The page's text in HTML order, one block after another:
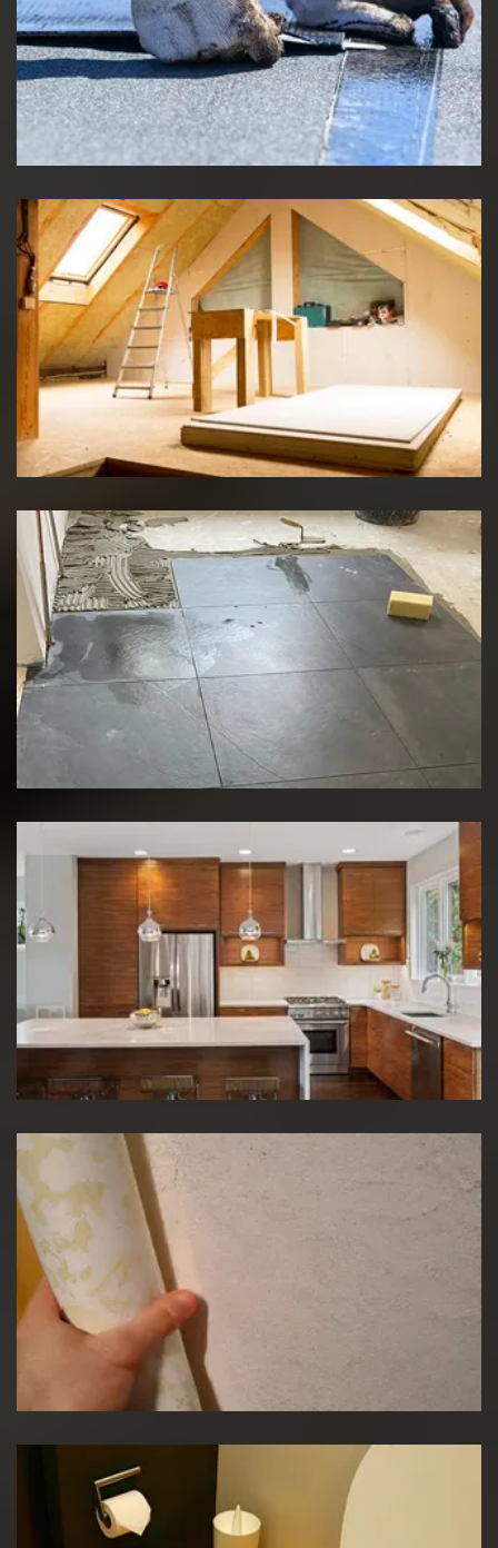
Etancheité de toiture
Travaux d'isolation
Rénovation de sol
Rénovation de cuisine
Pose de papier peint